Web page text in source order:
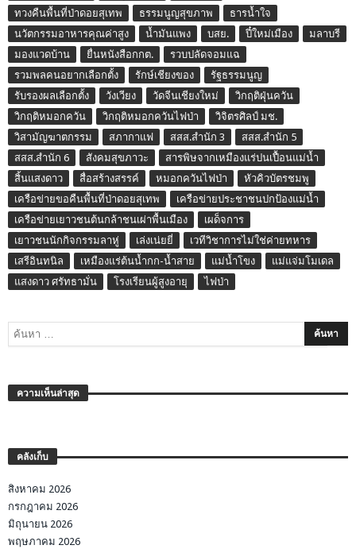
ทวงคืนพื้นที่ป่าดอยสุเทพ
ธรรมนูญสุขภาพ
ธารน้ำใจ
นวัตกรรมอาหารคุณค่าสูง
น้ำมันแพง บสย. ปี๋ใหม่เมือง
มลาบรี
มองแวดบ้าน
ยื่นหนังสือกกต.
รวบปลัดจอมแฉ
รวมพลคนอยากเลือกตั้ง
รักษ์เชียงของ
รัฐธรรมนูญ
รับรองผลเลือกตั้ง
วังเวียง วัดจีนเชียงใหม่
วิกฤติฝุ่นควัน
วิกฤติหมอกควัน
วิกฤติหมอกควันไฟป่า
วิจิตรศิลป์ มช.
วิสามัญฆาตกรรม
สภากาแฟ สสส.สำนัก 3
สสส.สำนัก 5
สสส.สำนัก 6
สังคมสุขภาวะ
สารพิษจากเหมืองแร่ปนเปื้อนแม่น้ำ
สิ้นแสงดาว
สื่อสร้างสรรค์ หมอกควันไฟป่า
หัวคิวบัตรชมพู
เครือข่ายขอคืนพื้นที่ป่าดอยสุเทพ
เครือข่ายประชาชนปกป้องแม่น้ำ
เครือข่ายเยาวชนต้นกล้าชนเผ่าพื้นเมือง
เผด็จการ
เยาวชนนักกิจกรรมลาหู่
เล่งเน่ยยี่
เวทีวิชาการไม่ใช่ค่ายทหาร
เสรีอินทนิล
เหมืองแร่ต้นน้ำกก-น้ำสาย แม่น้ำโขง
แม่แจ่มโมเดล
แสงดาว ศรัทธามั่น
โรงเรียนผู้สูงอายุ ไฟป่า
ความเห็นล่าสุด
คลังเก็บ
สิงหาคม 2026
กรกฎาคม 2026
มิถุนายน 2026
พฤษภาคม 2026